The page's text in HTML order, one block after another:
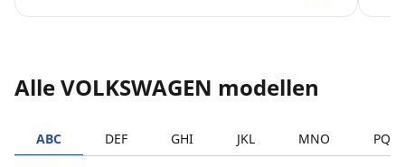
Alle VOLKSWAGEN modellen
ABC DEF GHI JKL MNO PQRS